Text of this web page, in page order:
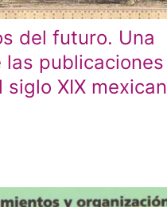
del futuro. Una
las
siglo XIX